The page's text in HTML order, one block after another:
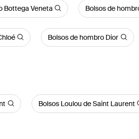
Bottega Veneta Bolsos de
Bolsos de hombro Dior
Bolsos Loulou de Saint Laurent